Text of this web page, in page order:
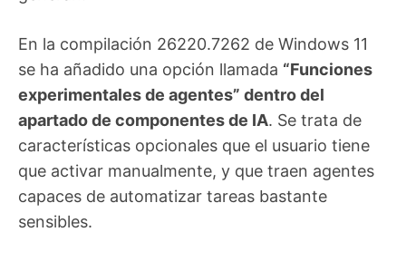
En la compilación 26220.7262 de Windows 11
se ha añadido una opción llamada “Funciones
experimentales de agentes” dentro del
apartado de componentes de IA. Se trata de
características opcionales que el usuario tiene
que activar manualmente, y que traen agentes
capaces de automatizar tareas bastante
sensibles.